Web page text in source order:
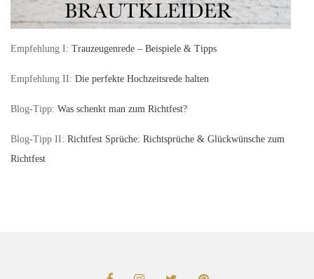
Empfehlung I: Trauzeugenrede – Beispiele & Tipps
Empfehlung II: Die perfekte Hochzeitsrede halten
Blog-Tipp: Was schenkt man zum Richtfest?
Blog-Tipp II: Richtfest Sprüche: Richtsprüche & Glückwünsche zum
Richtfest